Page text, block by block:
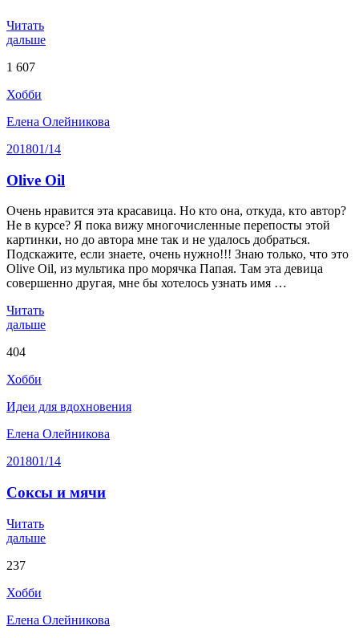
Читать
дальше
1 607
Хобби
Елена Олейникова
201801/14
Olive Oil
Очень нравится эта красавица. Но кто она, откуда, кто автор?
Не в курсе? Я пока вижу многочисленные перепосты этой
картинки, но до автора мне так и не удалось добраться.
Подскажите, если знаете, очень нужно!!! Знаю только, что это
Olive Oil, из мультика про морячка Папая. Там эта девица
совершенно другая, мне бы хотелось узнать имя …
Читать
дальше
404
Хобби
Идеи для вдохновения
Елена Олейникова
201801/14
Соксы и мячи
Читать
дальше
237
Хобби
Елена Олейникова